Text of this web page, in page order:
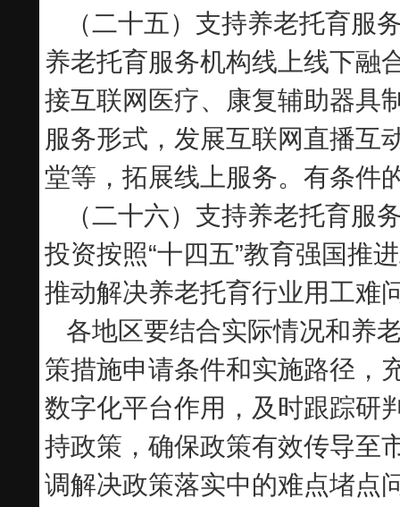
（二十五）支持养老托育服
养老托育服务机构线上线下融
接互联网医疗、康复辅助器具
服务形式，发展互联网直播互
堂等，拓展线上服务。有条件
（二十六）支持养老托育服
投资按照“十四五”教育强国推
推动解决养老托育行业用工难
各地区要结合实际情况和养
策措施申请条件和实施路径，
数字化平台作用，及时跟踪研
持政策，确保政策有效传导至
调解决政策落实中的难点堵点